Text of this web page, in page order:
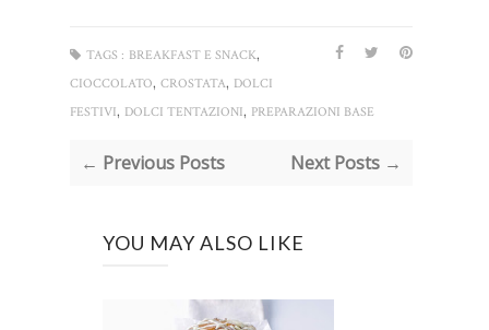
TAGS : BREAKFAST E SNACK,
CIOCCOLATO, CROSTATA, DOLCI
FESTIVI, DOLCI TENTAZIONI, PREPARAZIONI BASE
← Previous Posts Next Posts →
YOU MAY ALSO LIKE